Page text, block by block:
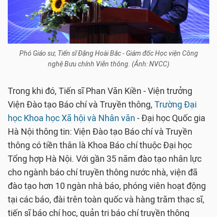
Phó Giáo sư, Tiến sĩ Đặng Hoài Bắc - Giám đốc Học viện Công
nghệ Bưu chính Viễn thông. (Ảnh: NVCC)
Trong khi đó, Tiến sĩ Phan Văn Kiền - Viện trưởng
Viện Đào tạo Báo chí và Truyền thông, Trường Đại
học Khoa học Xã hội và Nhân văn - Đại học Quốc gia
Hà Nội thông tin: Viện Đào tạo Báo chí và Truyền
thông có tiền thân là Khoa Báo chí thuộc Đại học
Tổng hợp Hà Nội. Với gần 35 năm đào tạo nhân lực
cho ngành báo chí truyền thông nước nhà, viện đã
đào tạo hơn 10 ngàn nhà báo, phóng viên hoạt động
tại các báo, đài trên toàn quốc và hàng trăm thạc sĩ,
tiến sĩ báo chí học, quản trị báo chí truyền thông